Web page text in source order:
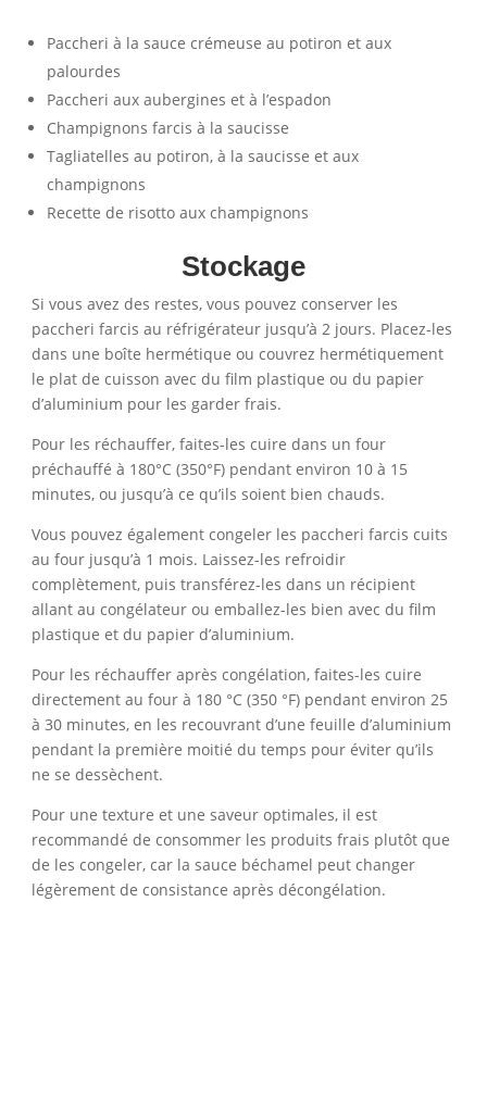
Paccheri à la sauce crémeuse au potiron et aux
palourdes
Paccheri aux aubergines et à l’espadon
Champignons farcis à la saucisse
Tagliatelles au potiron, à la saucisse et aux
champignons
Recette de risotto aux champignons
Stockage
Si vous avez des restes, vous pouvez conserver les
paccheri farcis au réfrigérateur jusqu’à 2 jours. Placez-les
dans une boîte hermétique ou couvrez hermétiquement
le plat de cuisson avec du film plastique ou du papier
d’aluminium pour les garder frais.
Pour les réchauffer, faites-les cuire dans un four
préchauffé à 180°C (350°F) pendant environ 10 à 15
minutes, ou jusqu’à ce qu’ils soient bien chauds.
Vous pouvez également congeler les paccheri farcis cuits
au four jusqu’à 1 mois. Laissez-les refroidir
complètement, puis transférez-les dans un récipient
allant au congélateur ou emballez-les bien avec du film
plastique et du papier d’aluminium.
Pour les réchauffer après congélation, faites-les cuire
directement au four à 180 °C (350 °F) pendant environ 25
à 30 minutes, en les recouvrant d’une feuille d’aluminium
pendant la première moitié du temps pour éviter qu’ils
ne se dessèchent.
Pour une texture et une saveur optimales, il est
recommandé de consommer les produits frais plutôt que
de les congeler, car la sauce béchamel peut changer
légèrement de consistance après décongélation.